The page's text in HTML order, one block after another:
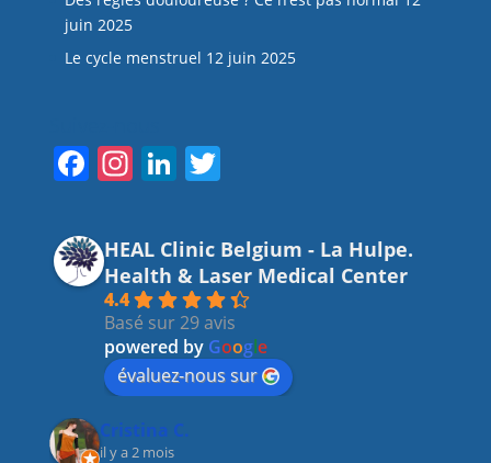
juin 2025
Le cycle menstruel 12 juin 2025
F
c
e
b
o
o
k
In
a
gr
a
m
Li
k
e
dI
n
T
itt
er
HEAL Clinic Belgium - La Hulpe.
Health & Laser Medical Center
4.4
Basé sur 29 avis
powered by Google
évaluez-nous sur
Cristina C.
il y a 2 mois